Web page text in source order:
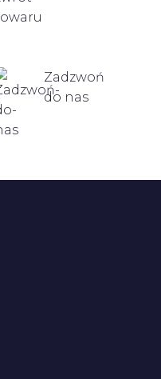
Zadzwoń
do nas